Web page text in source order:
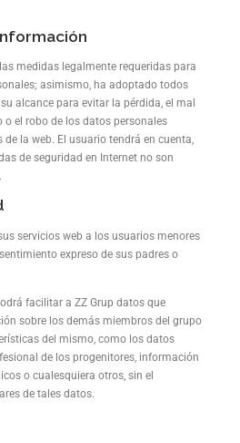
medidas legalmente requeridas para
asimismo, ha adoptado todos
alcance para evitar la pérdida, el mal
o el robo de los datos personales
la web. El usuario tendrá en cuenta,
de seguridad en Internet no son
servicios web a los usuarios menores
expreso de sus padres o
facilitar a ZZ Grup datos que
sobre los demás miembros del grupo
del mismo, como los datos
de los progenitores, información
o cualesquiera otros, sin el
de tales datos.